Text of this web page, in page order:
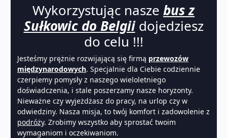
Wykorzystując nasze bus z
Sułkowic do Belgiidojedziesz
do celu !!!
Jesteśmy prężnie rozwijającą się firmą przewozów
międzynarodowych. Specjalnie dla Ciebie codziennie
czerpiemy pomysły z naszego wieloletniego
doświadczenia, i stale poszerzamy nasze horyzonty.
Nieważne czy wyjeżdżasz do pracy, na urlop czy w
odwiedziny. Nasza misja, to twój komfort i zadowolenie z
podróży. Zrobimy wszystko aby sprostać twoim
wymaganiom i oczekiwaniom.